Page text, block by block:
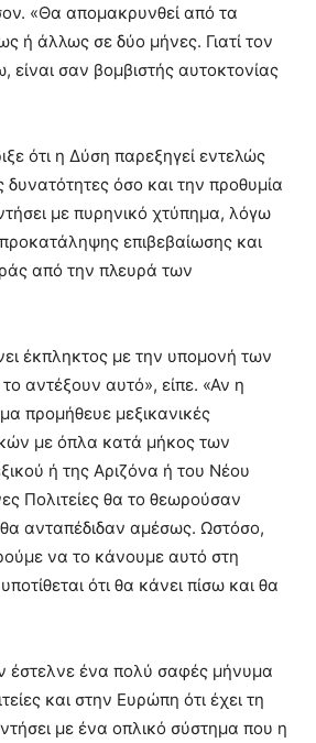
«Θα απομακρυνθεί από τα
ή άλλως σε δύο μήνες. Γιατί τον
είναι σαν βομβιστής αυτοκτονίας
ότι η Δύση παρεξηγεί εντελώς
δυνατότητες όσο και την προθυμία
με πυρηνικό χτύπημα, λόγω
επιβεβαίωσης και
από την πλευρά των
έκπληκτος με την υπομονή των
αντέξουν αυτό», είπε. «Αν η
προμήθευε μεξικανικές
με όπλα κατά μήκος των
ή της Αριζόνα ή του Νέου
Πολιτείες θα το θεωρούσαν
ανταπέδιδαν αμέσως. Ωστόσο,
να το κάνουμε αυτό στη
ότι θα κάνει πίσω και θα
έστελνε ένα πολύ σαφές μήνυμα
και στην Ευρώπη ότι έχει τη
με ένα οπλικό σύστημα που η